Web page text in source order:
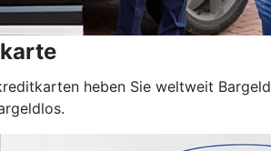
heben Sie weltweit Bargeld